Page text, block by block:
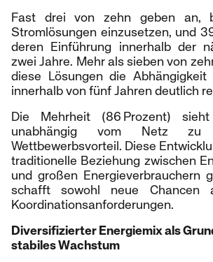
Fast drei von zehn geben an,
Stromlösungen einzusetzen, und
deren Einführung innerhalb der
zwei Jahre. Mehr als sieben von
diese Lösungen die
innerhalb von fünf Jahren deutlich
Die Mehrheit (86 Prozent)
unabhängig vom Netz zu
Wettbewerbsvorteil. Diese
traditionelle Beziehung zwischen
und großen Energieverbrauchern
schafft sowohl neue Chancen
Koordinationsanforderungen.
Diversifizierter Energiemix als
stabiles Wachstum